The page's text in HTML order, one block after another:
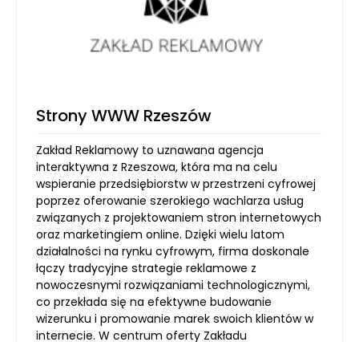
Strony WWW Rzeszów
Zakład Reklamowy to uznawana agencja
interaktywna z Rzeszowa, która ma na celu
wspieranie przedsiębiorstw w przestrzeni cyfrowej
poprzez oferowanie szerokiego wachlarza usług
związanych z projektowaniem stron internetowych
oraz marketingiem online. Dzięki wielu latom
działalności na rynku cyfrowym, firma doskonale
łączy tradycyjne strategie reklamowe z
nowoczesnymi rozwiązaniami technologicznymi,
co przekłada się na efektywne budowanie
wizerunku i promowanie marek swoich klientów w
internecie. W centrum oferty Zakładu